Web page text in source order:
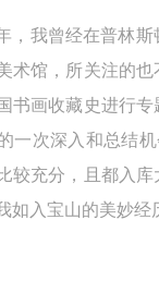
，我曾经在普林
术馆，所关注的
书画收藏史进行
一次深入和总结
较充分，且都入
如入宝山的美妙经